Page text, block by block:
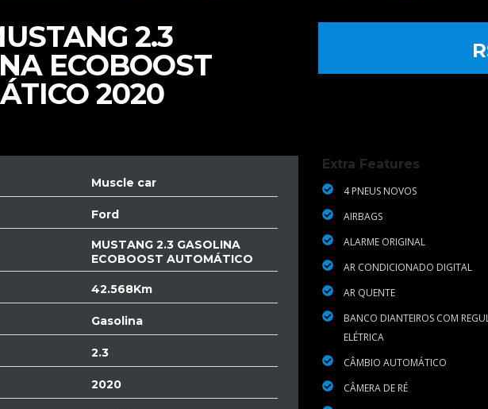
2.3
ECOBOOST
2020
Muscle car
Ford
MUSTANG 2.3 GASOLINA
ECOBOOST AUTOMÁTICO
42.568Km
Gasolina
2.3
2020
Extra Features
4 PNEUS NOVOS
AIRBAGS
ALARME ORIGINAL
AR CONDICIONADO DIGITAL
AR QUENTE
BANCO DIANTEIROS COM
ELÉTRICA
CÂMBIO AUTOMÁTICO
CÂMERA DE RÉ